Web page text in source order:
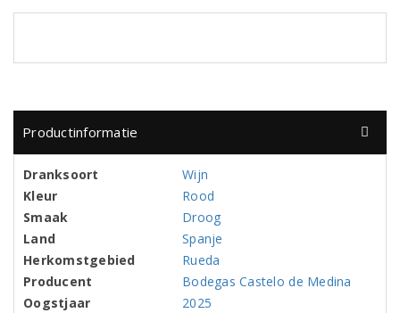
Productinformatie
Dranksoort
Wijn
Kleur
Rood
Smaak
Droog
Land
Spanje
Herkomstgebied
Rueda
Producent
Bodegas Castelo de Medina
Oogstjaar
2025